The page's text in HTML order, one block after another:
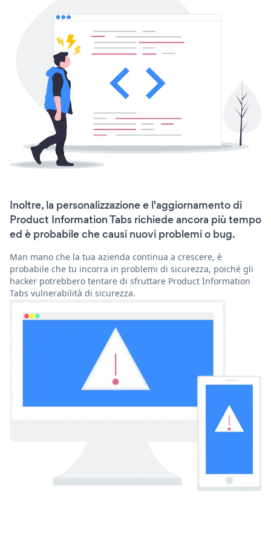
Inoltre, la personalizzazione e l'aggiornamento di
Product Information Tabs richiede ancora più tempo
ed è probabile che causi nuovi problemi o bug.
Man mano che la tua azienda continua a crescere, è
probabile che tu incorra in problemi di sicurezza, poiché gli
hacker potrebbero tentare di sfruttare Product Information
Tabs vulnerabilità di sicurezza.